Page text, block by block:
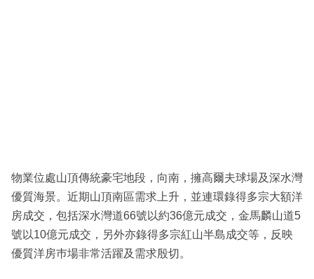
物業位處山頂傳統豪宅地段，向南，擁高爾夫球場及深水灣
優質海景。近期山頂南區需求上升，並連環錄得多宗大額洋
房成交，包括深水灣道66號以約36億元成交，金馬麟山道5
號以10億元成交，另外亦錄得多宗紅山半島成交等，反映
優質洋房巿場非常活躍及需求殷切。